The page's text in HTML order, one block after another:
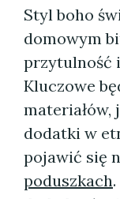
Styl boho
domowym
przytulność
Kluczowe
materiałów,
dodatki w
pojawić się
poduszkach